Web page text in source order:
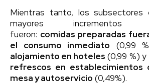
Mientras tanto, los subsectores
mayores
fueron: comidas preparadas
el consumo inmediato (0,99
alojamiento en hoteles (0,99 %) y
refrescos en establecimientos
mesa y autoservicio (0,49%).